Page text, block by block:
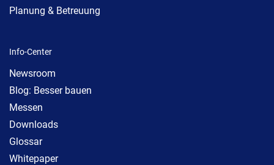
Planung & Betreuung
Info-Center
Newsroom
Blog: Besser bauen
Messen
Downloads
Glossar
Whitepaper